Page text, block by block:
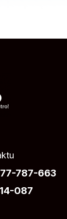
787-663
087